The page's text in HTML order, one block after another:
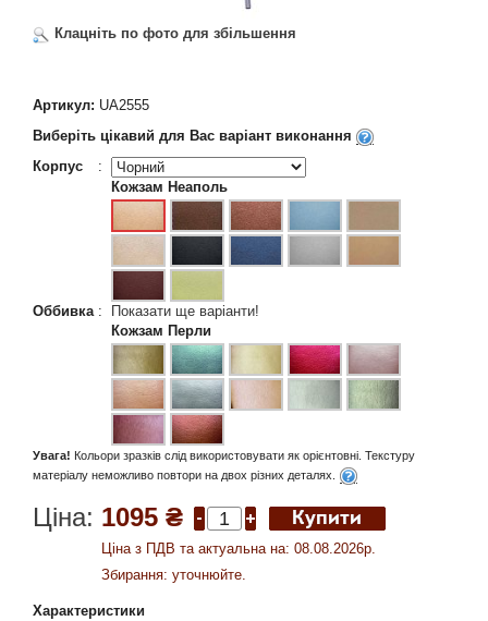
Клацніть по фото для збільшення
Артикул: UA2555
Виберіть цікавий для Вас варіант виконання
Корпус
:
Оббивка:
Кожзам Неаполь
Показати ще варіанти!
Кожзам Перли
Увага! Кольори зразків слід використовувати як орієнтовні. Текстуру
матеріалу неможливо повтори на двох різних деталях.
Ціна: 1095 ₴
Ціна з ПДВ та актуальна на: 08.08.2026р.
Збирання: уточнюйте.
Характеристики